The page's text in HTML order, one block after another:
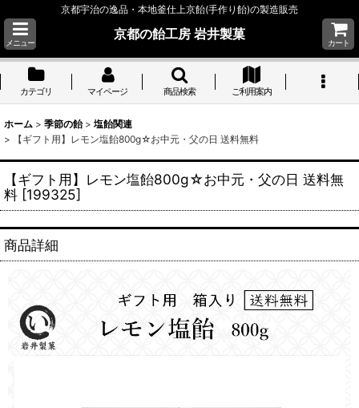
京都宇治の逸品・本地釜仕上京飴(手作り飴)の製造販売
メニュー
京都の飴工房 岩井製菓
カート
カテゴリ マイページ 商品検索 ご利用案内
ホーム > 季節の飴 > 塩飴関連
>
【ギフト用】レモン塩飴800g☆お中元・父の日 送料無料
【ギフト用】レモン塩飴800g☆お中元・父の日 送料無
料 [199325]
商品詳細